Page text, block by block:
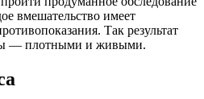
вмешательство имеет
Так результат
— плотными и живыми.